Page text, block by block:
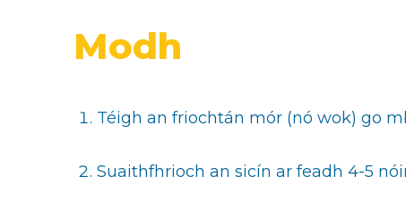
Modh
Téigh an friochtán mór (nó wok) go
Suaithfhrioch an sicín ar feadh 4-5